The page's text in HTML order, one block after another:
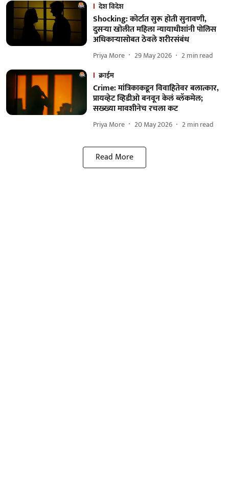
देश विदेश
Shocking: कोर्टात सुरू होती सुनावणी,
दुसऱ्या खोलीत महिला न्यायाधीशांनी पोलिस
अधिकाऱ्यासोबत ठेवले शरीरसंबंध
Priya More 29 May 2026 2min read
क्राईम
Crime: मांत्रिकाकडून विवाहितेवर बलात्कार,
प्रायव्हेट व्हिडीओ बनवून केलं ब्लॅकमेल;
सख्ख्या मावशीनेच रचला कट
Priya More 20 May 2026 2min read
Read More